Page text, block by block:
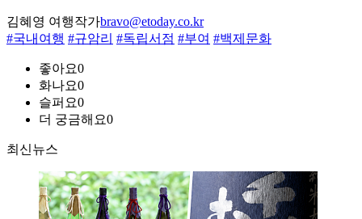
김혜영 여행작가bravo@etoday.co.kr
#국내여행 #규암리 #독립서점 #부여 #백제문화
좋아요0
화나요0
슬퍼요0
더 궁금해요0
최신뉴스